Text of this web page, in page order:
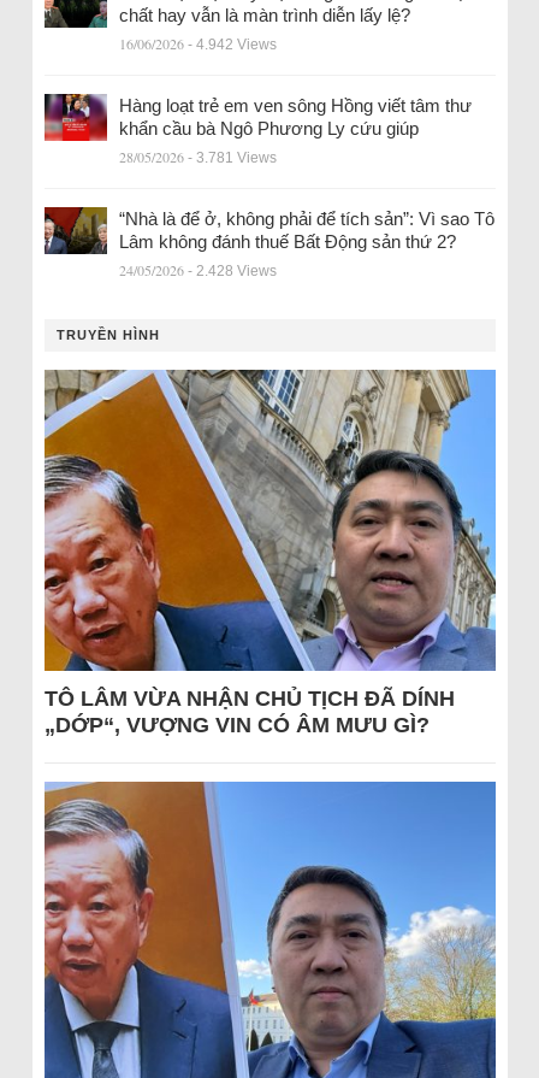
chất hay vẫn là màn trình diễn lấy lệ?
16/06/2026 - 4.942 Views
Hàng loạt trẻ em ven sông Hồng viết tâm thư
khẩn cầu bà Ngô Phương Ly cứu giúp
28/05/2026 - 3.781 Views
“Nhà là để ở, không phải để tích sản”: Vì sao Tô
Lâm không đánh thuế Bất Động sản thứ 2?
24/05/2026 - 2.428 Views
TRUYỀN HÌNH
TÔ LÂM VỪA NHẬN CHỦ TỊCH ĐÃ DÍNH
„DỚP“, VƯỢNG VIN CÓ ÂM MƯU GÌ?